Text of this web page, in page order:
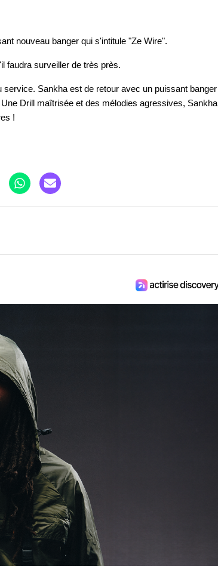
nouveau banger qui s'intitule "Ze Wire".
faudra surveiller de très près.
Sankha est de retour avec un puissant banger
Drill maîtrisée et des mélodies agressives, Sankha
!